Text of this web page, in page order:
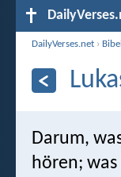
DailyVerses.net ›
Darum,
hören;